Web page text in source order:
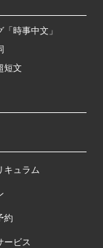
「時事中文」
短文
キュラム
約
ービス